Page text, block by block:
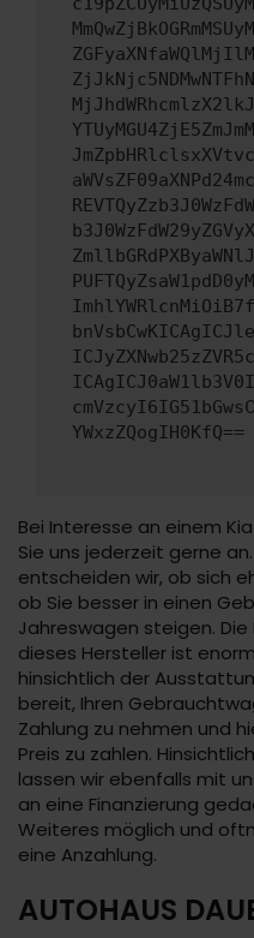
YWxzZQogIH0KfQ==
Bei Interesse an einem
Sie uns jederzeit gerne
entscheiden wir, ob sich
ob Sie besser in einen
Jahreswagen steigen.
dieses Hersteller ist
hinsichtlich der
bereit, Ihren
Zahlung zu nehmen und
Preis zu zahlen.
lassen wir ebenfalls mit
an eine Finanzierung
Weiteres möglich und
eine Anzahlung.
AUTOHAUS